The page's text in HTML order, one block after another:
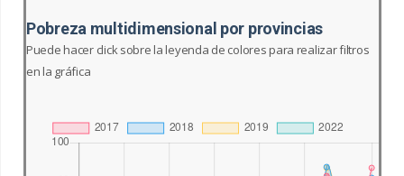
Pobreza multidimensional por provincias
Puede hacer click sobre la leyenda de colores para realizar filtros
en la gráfica